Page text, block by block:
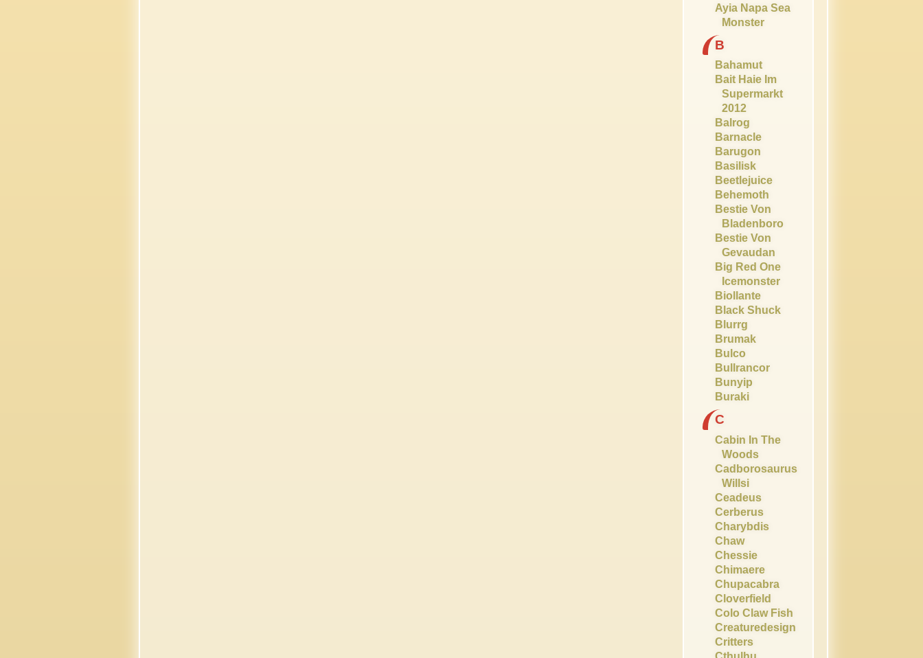
Ayia Napa Sea
Monster
B
Bahamut
Bait Haie Im
Supermarkt
2012
Balrog
Barnacle
Barugon
Basilisk
Beetlejuice
Behemoth
Bestie Von
Bladenboro
Bestie Von
Gevaudan
Big Red One
Icemonster
Biollante
Black Shuck
Blurrg
Brumak
Bulco
Bullrancor
Bunyip
Buraki
C
Cabin In The
Woods
Cadborosaurus
Willsi
Ceadeus
Cerberus
Charybdis
Chaw
Chessie
Chimaere
Chupacabra
Cloverfield
Colo Claw Fish
Creaturedesign
Critters